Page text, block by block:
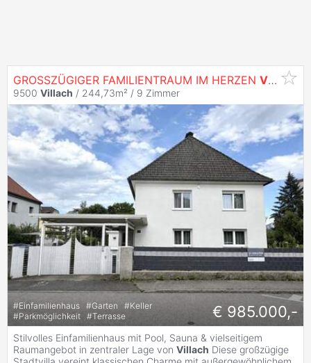
GROSSZÜGIGER FAMILIENTRAUM IM HERZEN VILLACHS
9500 Villach / 244,73m² / 9 Zimmer
#Einfamilienhaus #Garten #Keller
#Parkmöglichkeit #Terrasse € 985.000,-
Stilvolles Einfamilienhaus mit Pool, Sauna & vielseitigem
Raumangebot in zentraler Lage von Villach Diese großzügige